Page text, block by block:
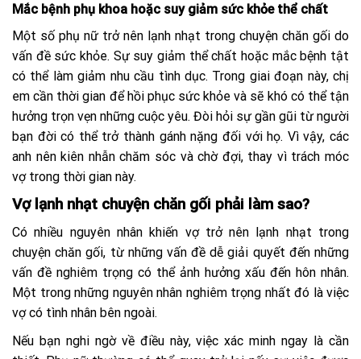
Mắc bệnh phụ khoa hoặc suy giảm sức khỏe thể chất
Một số phụ nữ trở nên lạnh nhạt trong chuyện chăn gối do
vấn đề sức khỏe. Sự suy giảm thể chất hoặc mắc bệnh tật
có thể làm giảm nhu cầu tình dục. Trong giai đoạn này, chị
em cần thời gian để hồi phục sức khỏe và sẽ khó có thể tận
hưởng trọn vẹn những cuộc yêu. Đòi hỏi sự gần gũi từ người
bạn đời có thể trở thành gánh nặng đối với họ. Vì vậy, các
anh nên kiên nhẫn chăm sóc và chờ đợi, thay vì trách móc
vợ trong thời gian này.
Vợ lạnh nhạt chuyện chăn gối phải làm sao?
Có nhiều nguyên nhân khiến vợ trở nên lạnh nhạt trong
chuyện chăn gối, từ những vấn đề dễ giải quyết đến những
vấn đề nghiêm trọng có thể ảnh hưởng xấu đến hôn nhân.
Một trong những nguyên nhân nghiêm trọng nhất đó là việc
vợ có tình nhân bên ngoài.
Nếu bạn nghi ngờ về điều này, việc xác minh ngay là cần